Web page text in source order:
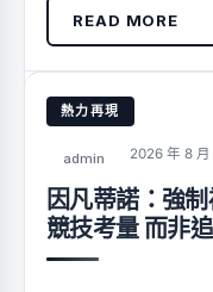
READ MORE
熱力再現
admin 2026 年 8 月
因凡蒂諾：強
競技考量 而非